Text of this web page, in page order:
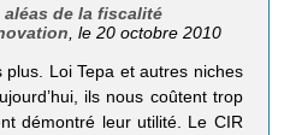
aléas de la fiscalité
, le 20 octobre 2010
Loi Tepa et autres niches
ils nous coûtent trop
démontré leur utilité. Le CIR